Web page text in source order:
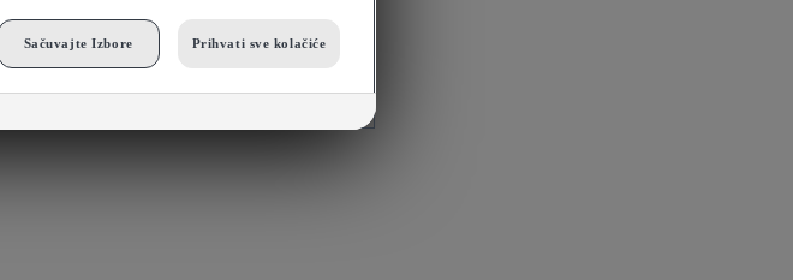
Sačuvajte Izbore Prihvati sve kolačiće